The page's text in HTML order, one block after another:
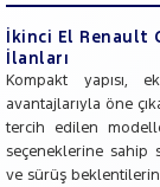
İkinci El Renault
İlanları
Kompakt yapısı,
avantajlarıyla öne
tercih edilen
seçeneklerine sahip
ve sürüş